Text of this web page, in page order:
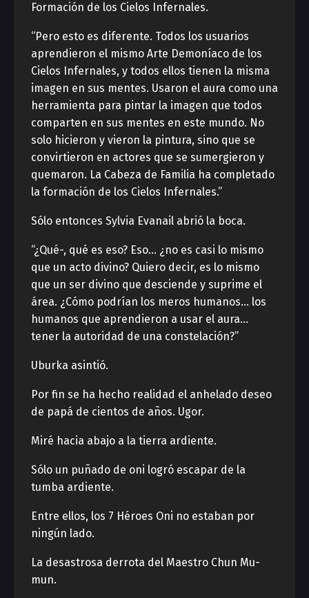
Formación de los Cielos Infernales.
“Pero esto es diferente. Todos los usuarios
aprendieron el mismo Arte Demoníaco de los
Cielos Infernales, y todos ellos tienen la misma
imagen en sus mentes. Usaron el aura como una
herramienta para pintar la imagen que todos
comparten en sus mentes en este mundo. No
solo hicieron y vieron la pintura, sino que se
convirtieron en actores que se sumergieron y
quemaron. La Cabeza de Familia ha completado
la formación de los Cielos Infernales.”
Sólo entonces Sylvia Evanail abrió la boca.
“¿Qué-, qué es eso? Eso… ¿no es casi lo mismo
que un acto divino? Quiero decir, es lo mismo
que un ser divino que desciende y suprime el
área. ¿Cómo podrían los meros humanos… los
humanos que aprendieron a usar el aura…
tener la autoridad de una constelación?”
Uburka asintió.
Por fin se ha hecho realidad el anhelado deseo
de papá de cientos de años. Ugor.
Miré hacia abajo a la tierra ardiente.
Sólo un puñado de oni logró escapar de la
tumba ardiente.
Entre ellos, los 7 Héroes Oni no estaban por
ningún lado.
La desastrosa derrota del Maestro Chun Mu-
mun.